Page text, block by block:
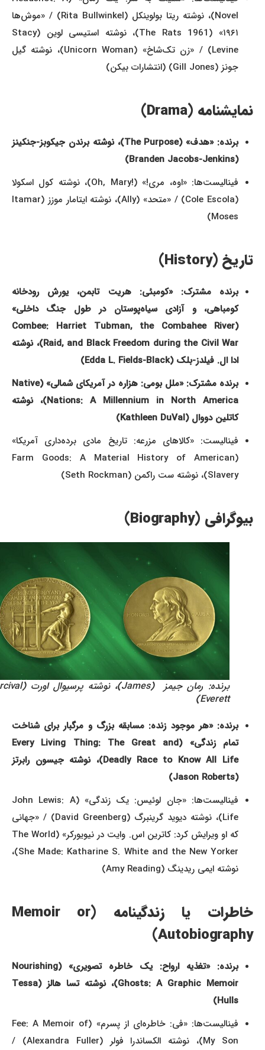
Novel)، نوشته ریتا بولوینکل (Rita Bullwinkel) / «موش‌ها
۱۹۶۱» (The Rats 1961)، نوشته استیسی لوین (Stacy
Levine) / «زن تک‌شاخ» (Unicorn Woman)، نوشته گیل
جونز (Gill Jones) (انتشارات بیکن)
نمایشنامه (Drama)
برنده: «هدف» (The Purpose)، نوشته برندن جیکوبز-جنکینز
فینالیست‌ها: «اوه، مری!» (!Oh, Mary)، نوشته کول اسکولا
(Cole Escola) / «متحد» (Ally)، نوشته ایتامار موزز (Itamar
Moses)
تاریخ (History)
برنده مشترک: «کومبئی: هریت تابمن، یورش رودخانه
کومباهی، و آزادی سیاه‌پوستان در طول جنگ داخلی»
(Combee: Harriet Tubman, the Combahee River
Raid, and Black Freedom during the Civil War)، نوشته
ادا ال. فیلدز-بلک (Edda L. Fields-Black)
برنده مشترک: «ملل بومی: هزاره در آمریکای شمالی» (Native
Nations: A Millennium in North America)، نوشته
کاتلین دووال (Kathleen DuVal)
فینالیست: «کالاهای مزرعه: تاریخ مادی برده‌داری آمریکا»
(Farm Goods: A Material History of American
Slavery)، نوشته ست راکمن (Seth Rockman)
بیوگرافی (Biography)
برنده: رمان جیمز (James)، نوشته پرسیوال اورت (Percival
Everett)
برنده: «هر موجود زنده: مسابقه بزرگ و مرگبار برای شناخت
تمام زندگی» (Every Living Thing: The Great and
Deadly Race to Know All Life)، نوشته جیسون رابرتز
فینالیست‌ها: «جان لوئیس: یک زندگی» (John Lewis: A
Life)، نوشته دیوید گرینبرگ (David Greenberg) / «جهانی
که او ویرایش کرد: کاترین اس. وایت در نیویورکر» (The World
She Made: Katharine S. White and the New Yorker)،
نوشته ایمی ریدینگ (Amy Reading)
خاطرات یا زندگینامه (Memoir or
Autobiography)
برنده: «تغذیه ارواح: یک خاطره تصویری» (Nourishing
Ghosts: A Graphic Memoir)، نوشته تسا هالز (Tessa
Hulls)
فینالیست‌ها: «فی: خاطره‌ای از پسرم» (Fee: A Memoir of
My Son)، نوشته الکساندرا فولر (Alexandra Fuller) /